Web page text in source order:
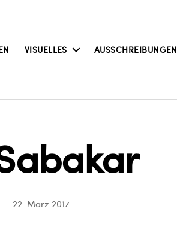
VISUELLES AUSSCHREIBUNGEN
22. März 2017